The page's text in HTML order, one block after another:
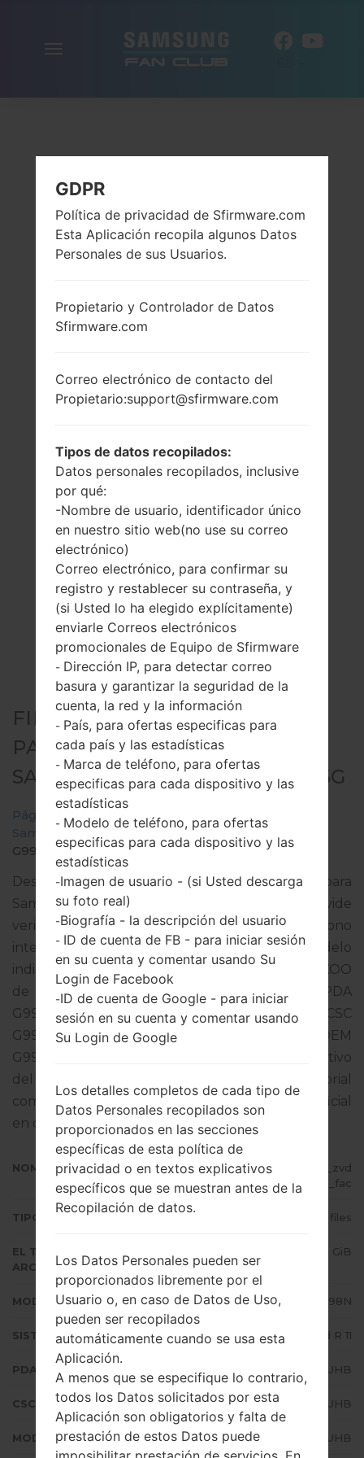
FIRMWARE OFICIAL #257903
PARA SM-G998N -
SAMSUNGGALAXY S21 ULTRA 5G
Página principal → Galaxy S21 Ultra 5G
SamsungSM-G998N
→
SM-
G998N_1_20210818070835_zvd5m1wt86_fac.zip
Descargue la última actualización de firmware para
Samsung Galaxy S21 Ultra 5G, pero no olvide
verificar si el número de modelo de su teléfono
inteligente corresponde al número de modelo
indicado % MODEL%. El código del firmware es KOO
de KOREA. El producto viene con la versión PDA
G998NKSU3AUHB y la versión CSC
G998NOKR3AUHB,Versión de MODEM
G998NKOU3AUHB. La versión del sistema operativo
del firmware dado es Android R 11. Tutorial
completo sobre cómo actualizar el firmware oficial
en dispositivos Samsung aquí
NOMBRE DE ARCHIVO
SM-G998N_1_20210818070835_zvd
5m1wt86_fac
TIPO DE FIRMWARE 4 files
EL TAMAÑO DEL
ARCHIVO
6.09 GiB
MODELO Samsung SM-G998N
SISTEMA OPERATIVO Android R 11
PDA/AP VERSIÓN G998NKSU3AUHB
CSC VERSIÓN G998NOKR3AUHB
MODEM/CP VERSIÓN G998NKOU3AUHB
GDPR
Política de privacidad de Sfirmware.com
Esta Aplicación recopila algunos Datos
Personales de sus Usuarios.
Propietario y Controlador de Datos
Sfirmware.com
Correo electrónico de contacto del
Propietario:support@sfirmware.com
Tipos de datos recopilados:
Datos personales recopilados, inclusive
por qué:
-Nombre de usuario, identificador único
en nuestro sitio web(no use su correo
electrónico)
Correo electrónico, para confirmar su
registro y restablecer su contraseña, y
(si Usted lo ha elegido explícitamente)
enviarle Correos electrónicos
promocionales de Equipo de Sfirmware
- Dirección IP, para detectar correo
basura y garantizar la seguridad de la
cuenta, la red y la información
- País, para ofertas especificas para
cada país y las estadísticas
- Marca de teléfono, para ofertas
especificas para cada dispositivo y las
estadísticas
- Modelo de teléfono, para ofertas
especificas para cada dispositivo y las
estadísticas
-Imagen de usuario - (si Usted descarga
su foto real)
-Biografía - la descripción del usuario
- ID de cuenta de FB - para iniciar sesión
en su cuenta y comentar usando Su
Login de Facebook
-ID de cuenta de Google - para iniciar
sesión en su cuenta y comentar usando
Su Login de Google
Los detalles completos de cada tipo de
Datos Personales recopilados son
proporcionados en las secciones
específicas de esta política de
privacidad o en textos explicativos
específicos que se muestran antes de la
Recopilación de datos.
Los Datos Personales pueden ser
proporcionados libremente por el
Usuario o, en caso de Datos de Uso,
pueden ser recopilados
automáticamente cuando se usa esta
Aplicación.
A menos que se especifique lo contrario,
todos los Datos solicitados por esta
Aplicación son obligatorios y falta de
prestación de estos Datos puede